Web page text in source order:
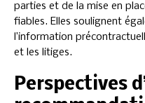
parties et de la mise en
fiables. Elles soulignent
l’information
et les litiges.
Perspectives